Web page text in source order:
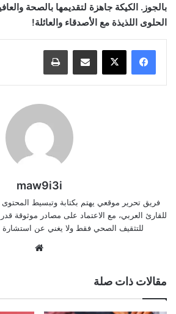
بالجوز. الكيكة جاهزة لتقديمها بالصحة
الحلوى اللذيذة مع الأصدقاء والعائلة!
مشاركة عبر البريد طباعة
maw9i3i
فريق تحرير موقعي يهتم بكتابة وتبسيط
للقارئ العربي، مع الاعتماد على مصادر موثوقة
للتثقيف الصحي فقط ولا يغني عن
مقالات ذات صلة